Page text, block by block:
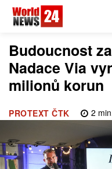
Budoucnost
Nadace Via
milionů korun
PROTEXT ČTK 2